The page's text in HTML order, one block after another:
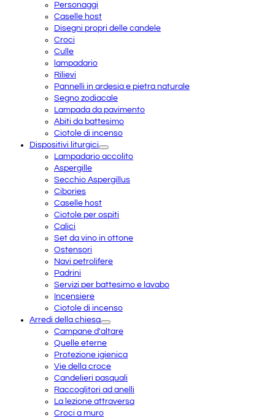
Personaggi
Caselle host
Disegni propri delle candele
Croci
Culle
lampadario
Rilievi
Pannelli in ardesia e pietra naturale
Segno zodiacale
Lampada da pavimento
Abiti da battesimo
Ciotole di incenso
Dispositivi liturgici
Lampadario accolito
Aspergille
Secchio Aspergillus
Cibories
Caselle host
Ciotole per ospiti
Calici
Set da vino in ottone
Ostensori
Navi petrolifere
Padrini
Servizi per battesimo e lavabo
Incensiere
Ciotole di incenso
Arredi della chiesa
Campane d'altare
Quelle eterne
Protezione igienica
Vie della croce
Candelieri pasquali
Raccoglitori ad anelli
La lezione attraversa
Croci a muro